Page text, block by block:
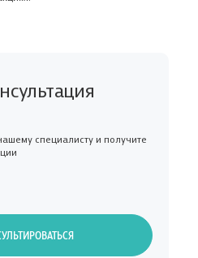
специалисту и получите